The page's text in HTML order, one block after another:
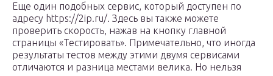
Еще один подобных сервис, который доступен по
адресу https://2ip.ru/. Здесь вы также можете
проверить скорость, нажав на кнопку главной
страницы «Тестировать». Примечательно, что иногда
результаты тестов между этими двумя сервисами
отличаются и разница местами велика. Но нельзя